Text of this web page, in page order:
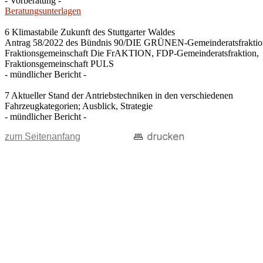
Beratungsunterlagen
6 Klimastabile Zukunft des Stuttgarter Waldes
Antrag 58/2022 des Bündnis 90/DIE GRÜNEN-
Fraktionsgemeinschaft Die FrAKTION, FDP-Gemeinderatsfraktion,
Fraktionsgemeinschaft PULS
- mündlicher Bericht -
7 Aktueller Stand der Antriebstechniken in den verschiedenen
Fahrzeugkategorien; Ausblick, Strategie
- mündlicher Bericht -
zum Seitenanfang